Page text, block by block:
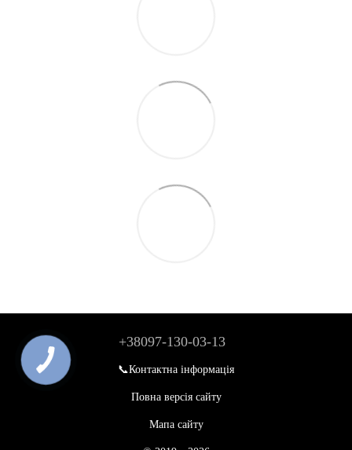
+38097-130-03-13
📞Контактна інформація
Повна версія сайту
Мапа сайту